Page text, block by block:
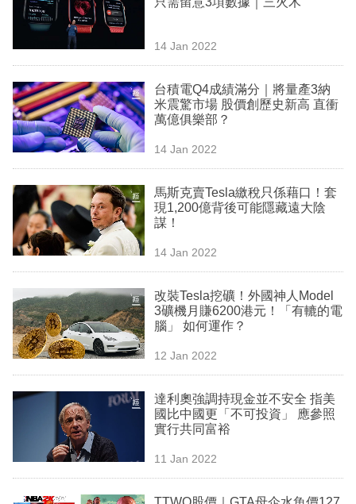
業
技
職
場
生
時
事
欄
訂
閱
區
14 Jan 2022
台積電Q4成績滿分｜將量產3納
米震驚市場 股價創歷史新高 直衝
萬億俱樂部？
14 Jan 2022
馬斯克賣Tesla繳稅只係藉口！套
現1,200億背後可能隱藏遠大陰
謀！
14 Jan 2022
改裝Tesla挖礦！外國神人Model
3礦機月賺6200港元！「有轆的電
腦」 如何運作？
12 Jan 2022
達利奧強調持現金並不安全 指美
國比中國更「不可投資」 應參照
實行共同富裕
11 Jan 2022